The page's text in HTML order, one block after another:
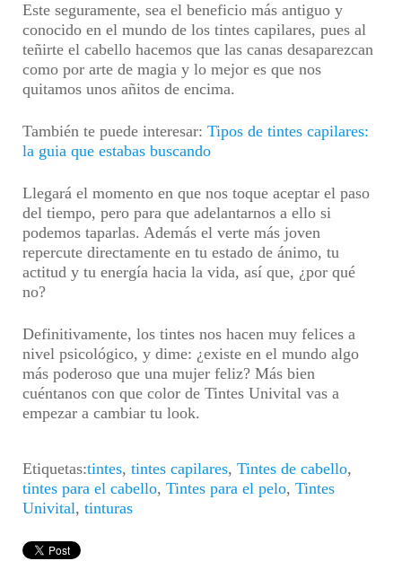
Este seguramente, sea el beneficio más antiguo y
conocido en el mundo de los tintes capilares, pues al
teñirte el cabello hacemos que las canas desaparezcan
como por arte de magia y lo mejor es que nos
quitamos unos añitos de encima.
También te puede interesar: Tipos de tintes capilares:
la guia que estabas buscando
Llegará el momento en que nos toque aceptar el paso
del tiempo, pero para que adelantarnos a ello si
podemos taparlas. Además el verte más joven
repercute directamente en tu estado de ánimo, tu
actitud y tu energía hacia la vida, así que, ¿por qué
no?
Definitivamente, los tintes nos hacen muy felices a
nivel psicológico, y dime: ¿existe en el mundo algo
más poderoso que una mujer feliz? Más bien
cuéntanos con que color de Tintes Univital vas a
empezar a cambiar tu look.
Etiquetas:tintes, tintes capilares, Tintes de cabello,
tintes para el cabello, Tintes para el pelo, Tintes
Univital, tinturas